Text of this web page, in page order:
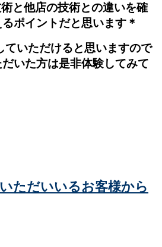
と他店の技術との違いを確
ポイントだと思います＊
ていただけると思いますので
いた方は是非体験してみて
ただいいるお客様から